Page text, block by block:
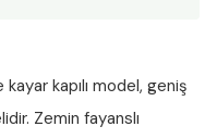
kapılı model, geniş
Zemin fayanslı